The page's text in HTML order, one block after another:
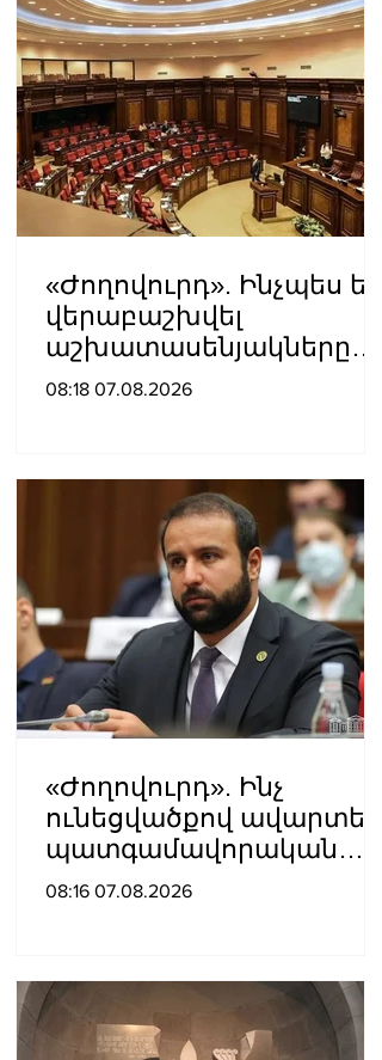
«Ժողովուրդ». Ինչպես են
վերաբաշխվել
աշխատասենյակները
Ազգային ժողովում
08:18 07.08.2026
«Ժողովուրդ». Ինչ
ունեցվածքով ավարտեց
պատգամավորական
գործունեությունը Հայկ
08:16 07.08.2026